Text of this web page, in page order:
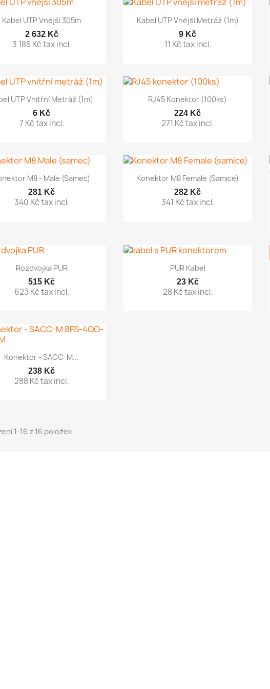
 Rychlý náhled
Kabel UTP Vnější 305m
2 632 Kč
3 185 Kč tax incl.
 Rychlý náhled
Kabel UTP Vnější Metráž (1m)
9 Kč
11 Kč tax incl.
 Rychlý náhled
UTP Vnitřní Metráž (1m)
6 Kč
7 Kč tax incl.
 Rychlý náhled
RJ45 Konektor (100ks)
224 Kč
271 Kč tax incl.
 Rychlý náhled
M8 - Male (samec)
281 Kč
340 Kč tax incl.
 Rychlý náhled
Konektor M8 Female (samice)
282 Kč
341 Kč tax incl.
 Rychlý náhled
Rozdvojka PUR
515 Kč
623 Kč tax incl.
Rychlý náhled
PUR Kabel
23 Kč
28 Kč tax incl.
 Rychlý náhled
Konektor - SACC-M...
238 Kč
288 Kč tax incl.
1-16 z 16 položek